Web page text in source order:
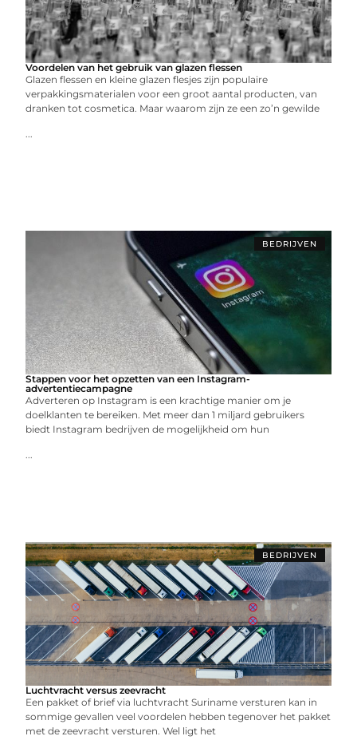
Voordelen van het gebruik van glazen flessen
Glazen flessen en kleine glazen flesjes zijn populaire
verpakkingsmaterialen voor een groot aantal producten, van
dranken tot cosmetica. Maar waarom zijn ze een zo’n gewilde
...
BEDRIJVEN
Stappen voor het opzetten van een Instagram-
advertentiecampagne
Adverteren op Instagram is een krachtige manier om je
doelklanten te bereiken. Met meer dan 1 miljard gebruikers
biedt Instagram bedrijven de mogelijkheid om hun
...
BEDRIJVEN
Luchtvracht versus zeevracht
Een pakket of brief via luchtvracht Suriname versturen kan in
sommige gevallen veel voordelen hebben tegenover het pakket
met de zeevracht versturen. Wel ligt het